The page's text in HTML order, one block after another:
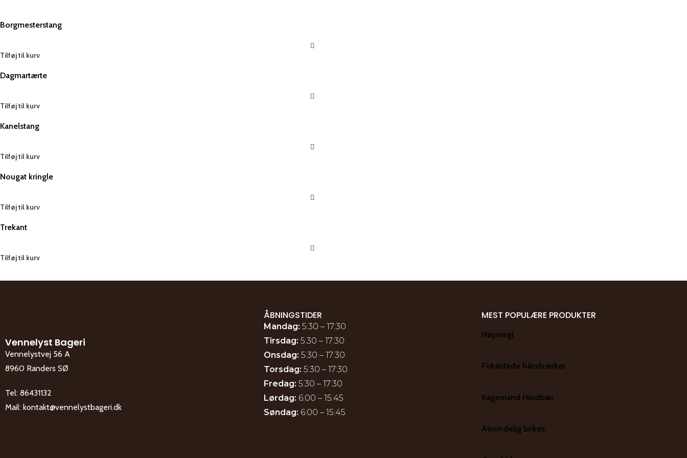
Borgmesterstang
Tilføj til kurv
Dagmartærte
Tilføj til kurv
Kanelstang
Tilføj til kurv
Nougat kringle
Tilføj til kurv
Trekant
Tilføj til kurv
Vennelyst Bageri
Vennelystvej 56 A
8960 Randers SØ
Tel: 86431132
Mail: kontakt@vennelystbageri.dk
ÅBNINGSTIDER
Mandag: 5:30 – 17:30
Tirsdag: 5:30 – 17:30
Onsdag: 5:30 – 17:30
Torsdag: 5:30 – 17:30
Fredag: 5:30 – 17:30
Lørdag: 6:00 – 15:45
Søndag: 6:00 – 15:45
MEST POPULÆRE PRODUKTER
Højsnegl
Firkantede håndværker
Kagemand Hindbær
Almindelig birkes